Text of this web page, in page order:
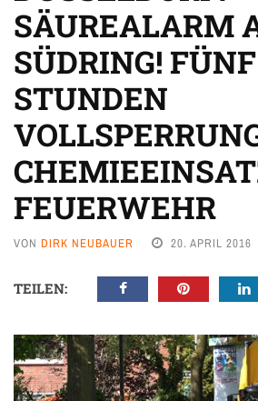
SÄUREALARM
SÜDRING! FÜNF
STUNDEN
FEUERWEHR
VON DIRK NEUBAUER 20. APRIL 2016
TEILEN: